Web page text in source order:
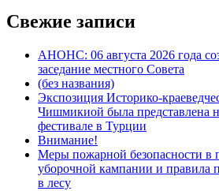
Свежие записи
АНОНС: 06 августа 2026 года
заседание местного Совета
(без названия)
Экспозиция Историко-
Чишмикиой была представлена
фестивале в Турции
Внимание!
Меры пожарной безопасности в
уборочной кампании и правила
в лесу